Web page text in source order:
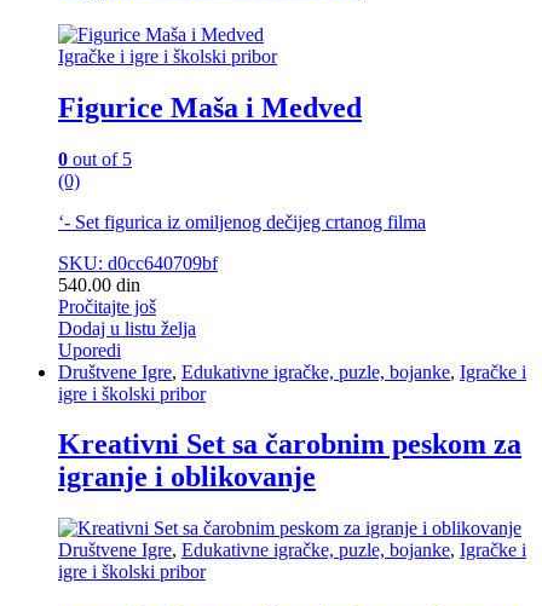
Igračke i igre i školski pribor
Figurice Maša i Medved
0 out of 5
(0)
‘- Set figurica iz omiljenog dečijeg crtanog filma
SKU: d0cc640709bf
540.00 din
Pročitajte još
Dodaj u listu želja
Uporedi
Društvene Igre, Edukativne igračke, puzle, bojanke, Igračke i
igre i školski pribor
Kreativni Set sa čarobnim peskom za
igranje i oblikovanje
Društvene Igre, Edukativne igračke, puzle, bojanke, Igračke i
igre i školski pribor